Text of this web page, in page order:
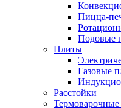
Пицца-
Подовые
Плиты
Газовые
Расстойки
Термоварочные